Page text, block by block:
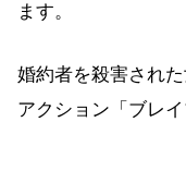
ます。
婚約者を殺害され
アクション「ブレ